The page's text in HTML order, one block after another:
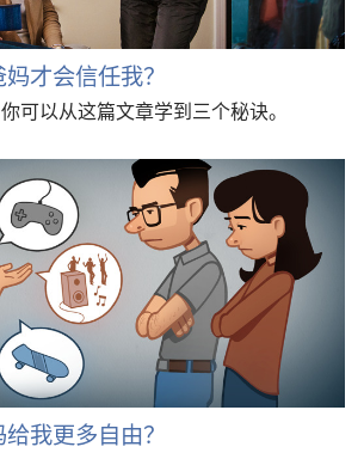
才会信任我？
可以从这篇文章学到三个秘诀。
我更多自由？